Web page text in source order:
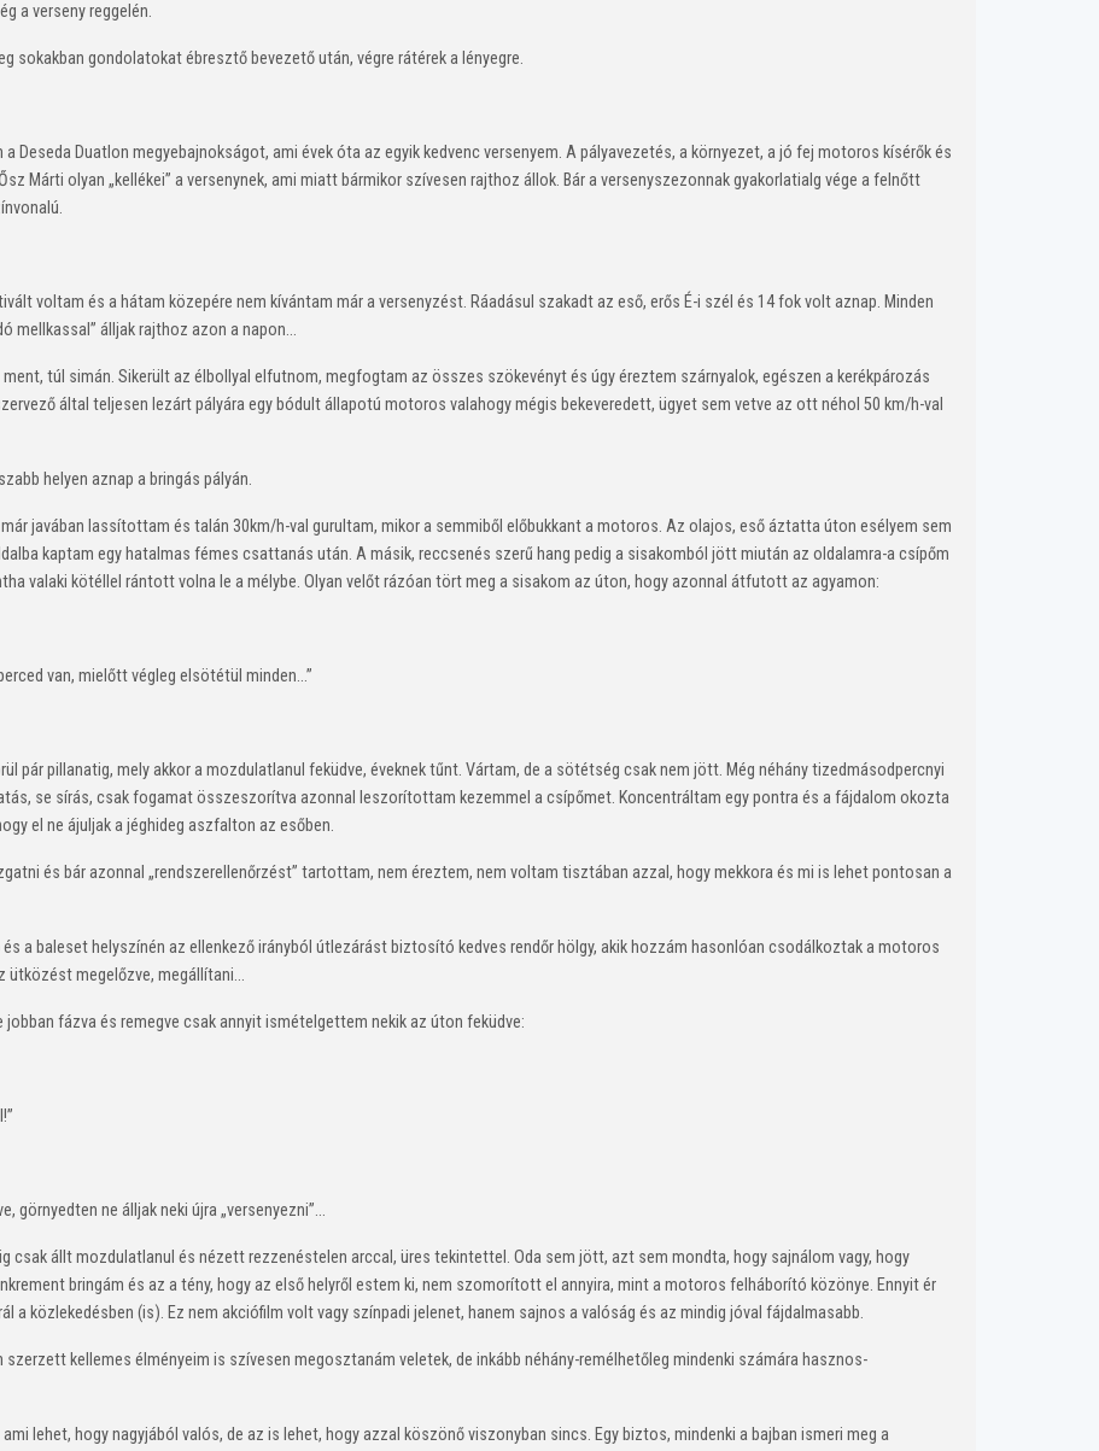
a verseny reggelén.
sokakban gondolatokat ébresztő bevezető után, végre rátérek a lényegre.
Deseda Duatlon megyebajnokságot, ami évek óta az egyik kedvenc versenyem. A pályavezetés, a környezet, a jó fej motoros kísérők és
Márti olyan „kellékei” a versenynek, ami miatt bármikor szívesen rajthoz állok. Bár a versenyszezonnak gyakorlatialg vége a felnőtt
voltam és a hátam közepére nem kívántam már a versenyzést. Ráadásul szakadt az eső, erős É-i szél és 14 fok volt aznap. Minden
mellkassal” álljak rajthoz azon a napon…
túl simán. Sikerült az élbollyal elfutnom, megfogtam az összes szökevényt és úgy éreztem szárnyalok, egészen a kerékpározás
által teljesen lezárt pályára egy bódult állapotú motoros valahogy mégis bekeveredett, ügyet sem vetve az ott néhol 50 km/h-val
helyen aznap a bringás pályán.
javában lassítottam és talán 30km/h-val gurultam, mikor a semmiből előbukkant a motoros. Az olajos, eső áztatta úton esélyem sem
kaptam egy hatalmas fémes csattanás után. A másik, reccsenés szerű hang pedig a sisakomból jött miután az oldalamra-a csípőm
valaki kötéllel rántott volna le a mélybe. Olyan velőt rázóan tört meg a sisakom az úton, hogy azonnal átfutott az agyamon:
van, mielőtt végleg elsötétül minden...”
pár pillanatig, mely akkor a mozdulatlanul feküdve, éveknek tűnt. Vártam, de a sötétség csak nem jött. Még néhány tizedmásodpercnyi
se sírás, csak fogamat összeszorítva azonnal leszorítottam kezemmel a csípőmet. Koncentráltam egy pontra és a fájdalom okozta
el ne ájuljak a jéghideg aszfalton az esőben.
és bár azonnal „rendszerellenőrzést” tartottam, nem éreztem, nem voltam tisztában azzal, hogy mekkora és mi is lehet pontosan a
a baleset helyszínén az ellenkező irányból útlezárást biztosító kedves rendőr hölgy, akik hozzám hasonlóan csodálkoztak a motoros
ütközést megelőzve, megállítani...
fázva és remegve csak annyit ismételgettem nekik az úton feküdve:
görnyedten ne álljak neki újra „versenyezni”...
csak állt mozdulatlanul és nézett rezzenéstelen arccal, üres tekintettel. Oda sem jött, azt sem mondta, hogy sajnálom vagy, hogy
bringám és az a tény, hogy az első helyről estem ki, nem szomorított el annyira, mint a motoros felháborító közönye. Ennyit ér
a közlekedésben (is). Ez nem akciófilm volt vagy színpadi jelenet, hanem sajnos a valóság és az mindig jóval fájdalmasabb.
kellemes élményeim is szívesen megosztanám veletek, de inkább néhány-remélhetőleg mindenki számára hasznos-
lehet, hogy nagyjából valós, de az is lehet, hogy azzal köszönő viszonyban sincs. Egy biztos, mindenki a bajban ismeri meg a